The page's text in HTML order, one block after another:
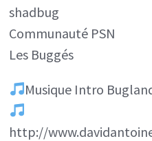
shadbug
Communauté PSN
Les Buggés
Musique Intro
http://